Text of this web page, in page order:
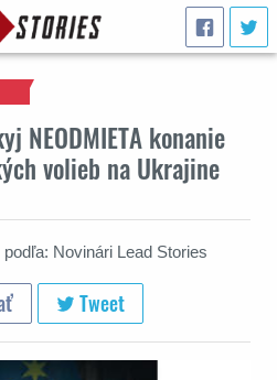
NEODMIETA konanie
volieb na Ukrajine
podľa: Novinári Lead Stories
Tweet